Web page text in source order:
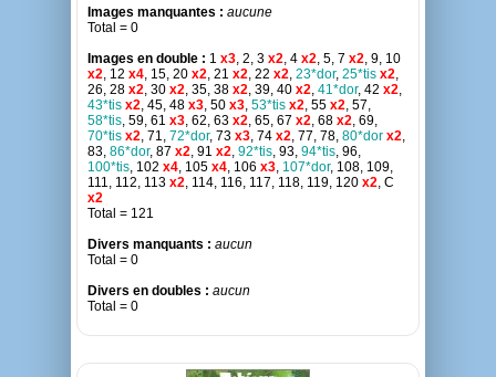
Images manquantes : aucune
Total = 0
Images en double : 1 x3, 2, 3 x2, 4 x2, 5, 7 x2, 9, 10
x2, 12 x4, 15, 20 x2, 21 x2, 22 x2, 23*dor, 25*tis x2,
26, 28 x2, 30 x2, 35, 38 x2, 39, 40 x2, 41*dor, 42 x2,
43*tis x2, 45, 48 x3, 50 x3, 53*tis x2, 55 x2, 57,
58*tis, 59, 61 x3, 62, 63 x2, 65, 67 x2, 68 x2, 69,
70*tis x2, 71, 72*dor, 73 x3, 74 x2, 77, 78, 80*dor x2,
83, 86*dor, 87 x2, 91 x2, 92*tis, 93, 94*tis, 96,
100*tis, 102 x4, 105 x4, 106 x3, 107*dor, 108, 109,
111, 112, 113 x2, 114, 116, 117, 118, 119, 120 x2, C
x2
Total = 121
Divers manquants : aucun
Total = 0
Divers en doubles : aucun
Total = 0